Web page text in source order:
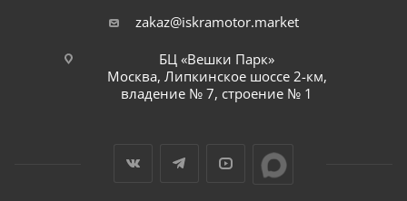
zakaz@iskramotor.market
БЦ «Вешки Парк»
Москва, Липкинское шоссе 2-км,
владение № 7, строение № 1